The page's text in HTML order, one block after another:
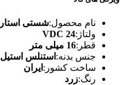
نام محصول:شستی
ولتاژ:24 VDC
قطر:16 میلی متر
جنس بدنه: استنلس استیل
ساخت کشور: ایران
رنگ:زرد